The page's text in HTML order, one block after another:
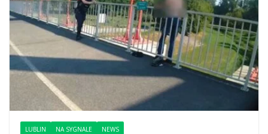
LUBLIN NA SYGNALE NEWS